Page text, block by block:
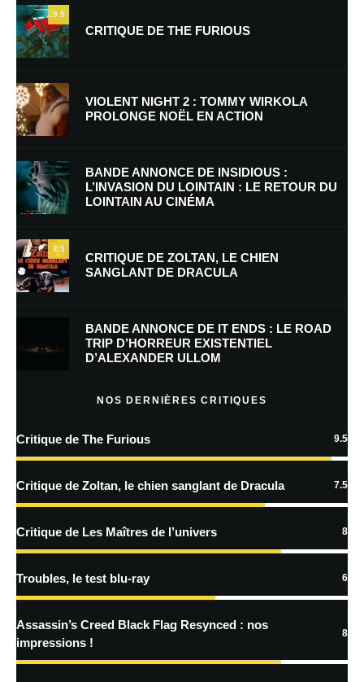
Nom*
E-mail* Site web
Enregistrer mon nom, mon e-mail et mon site dans le navigateur pour
mon prochain commentaire.
Prévenez-moi de tous les nouveaux commentaires par e-mail.
En savoir
traitées
9.5
CRITIQUE DE THE FURIOUS
VIOLENT NIGHT 2 : TOMMY WIRKOLA
PROLONGE NOËL EN ACTION
BANDE ANNONCE DE INSIDIOUS :
L’INVASION DU LOINTAIN : LE RETOUR DU
LOINTAIN AU CINÉMA
7.5
CRITIQUE DE ZOLTAN, LE CHIEN
SANGLANT DE DRACULA
BANDE ANNONCE DE IT ENDS : LE ROAD
TRIP D’HORREUR EXISTENTIEL
D’ALEXANDER ULLOM
NOS DERNIÈRES CRITIQUES
Critique de The Furious 9.5
Critique de Zoltan, le chien sanglant de Dracula 7.5
Critique de Les Maîtres de l’univers 8
Troubles, le test blu-ray 6
Assassin’s Creed Black Flag Resynced : nos
impressions !
8